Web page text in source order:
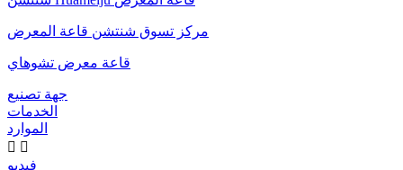
مركز تسوق شنتشن قاعة المعرض
قاعة معرض تشوهاي
جهة تصنيع
الخدمات
الموارد
 
فيديو